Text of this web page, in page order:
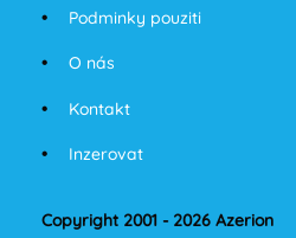
Podminky pouziti
O nás
Kontakt
Inzerovat
Copyright 2001 - 2026 Azerion